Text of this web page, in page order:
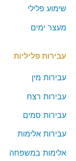
שימוע פלילי
מעצר ימים
עבירות פליליות
עבירות מין
עבירות רצח
עבירות סמים
עבירות אלימות
אלימות במשפחה